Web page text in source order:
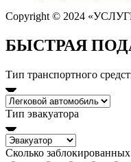
Copyright © 2024
БЫСТРАЯ
Тип транспортного
Тип эвакуатора
Сколько заблокированных